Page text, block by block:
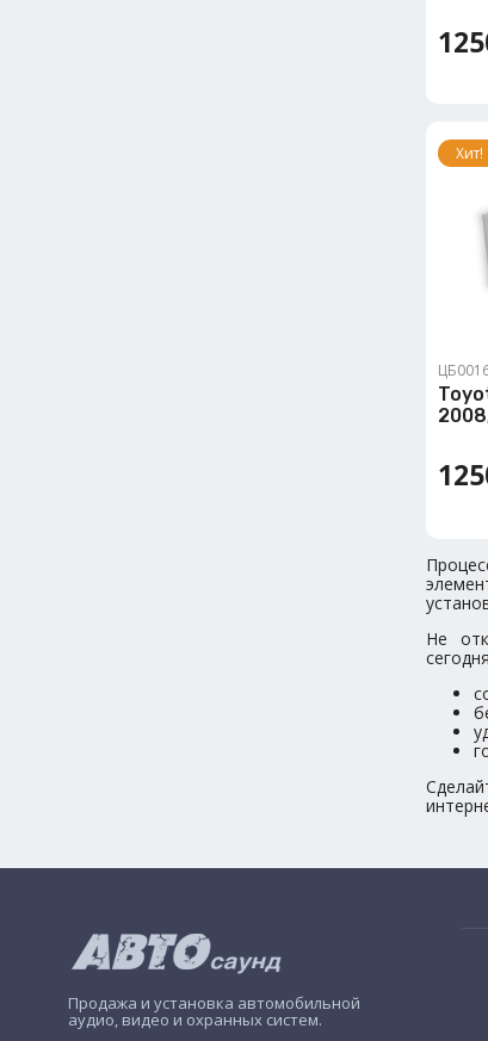
Хит!
Не
Продажа и установка автомобильной
аудио, видео и охранных систем.